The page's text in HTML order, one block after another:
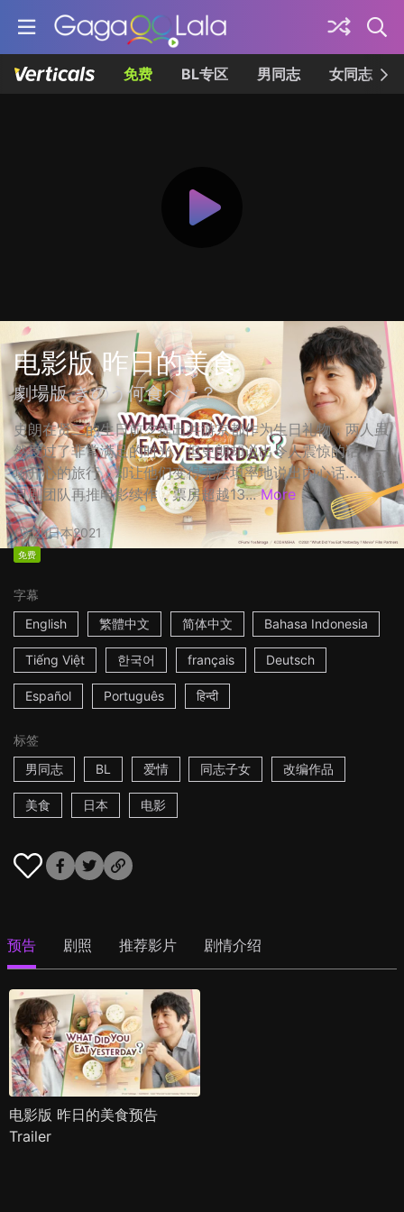
免费 BL专区 男同志 女同志
电影版 昨日的美食
劇場版 きのう何食べた？
史朗在贤二的生日前夕提出共游京都作为生日礼物，两人虽
然度过了非常满足的时光，但史朗却说出令人震惊的话！一
场开心的旅行，却让他们变得无法坦率地说出内心话…… ☆
日剧团队再推电影续作，票房超越13... More
2h日本2021
免费
字幕
English
繁體中文 简体中文 Bahasa Indonesia
Tiếng Việt 한국어 français Deutsch
Español Português हिन्दी
标签
男同志
BL 爱情 同志子女 改编作品
美食 日本 电影
预告 剧照 推荐影片 剧情介绍
电影版 昨日的美食预告
Trailer